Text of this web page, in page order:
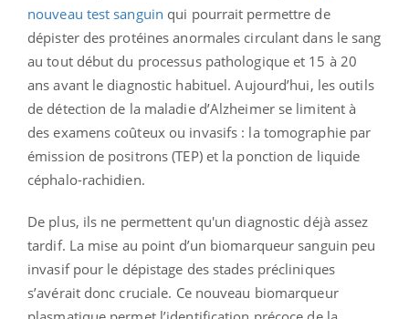
nouveau test sanguin qui pourrait permettre de
dépister des protéines anormales circulant dans le sang
au tout début du processus pathologique et 15 à 20
ans avant le diagnostic habituel.Aujourd’hui, les outils
de détection de la maladie d’Alzheimer se limitent à
des examens coûteux ou invasifs : la tomographie par
émission de positrons (TEP) et la ponction de liquide
céphalo-rachidien.
De plus, ils ne permettent qu'un diagnostic déjà assez
tardif. La mise au point d’un biomarqueur sanguin peu
invasif pour le dépistage des stades précliniques
s’avérait donc cruciale. Ce nouveau biomarqueur